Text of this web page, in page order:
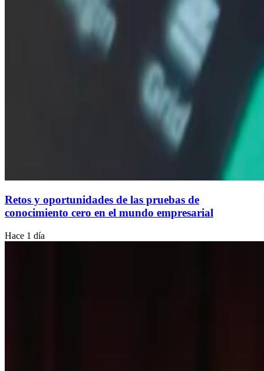
Retos y oportunidades de las pruebas de
conocimiento cero en el mundo empresarial
Hace 1 día